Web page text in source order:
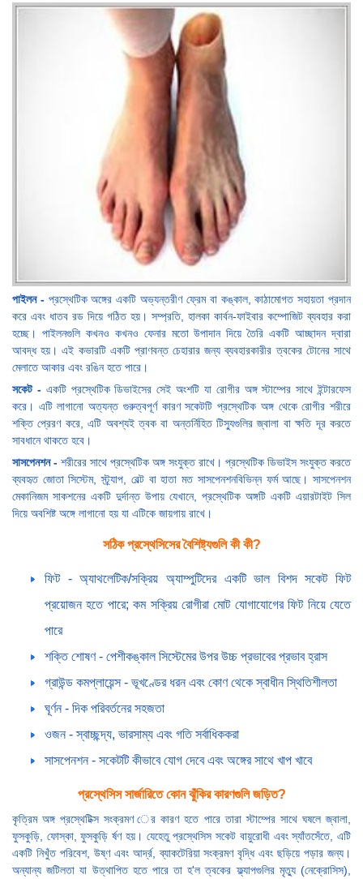
পাইলন - প্রস্থেটিক অঙ্গের একটি অভ্যন্তরীণ ফ্রেম বা কঙ্কাল, কাঠামোগত সহায়তা প্রদান
করে এবং ধাতব রড দিয়ে গঠিত হয়। সম্প্রতি, হালকা কার্বন-ফাইবার কম্পোজিট ব্যবহার করা
হচ্ছে। পাইলনগুলি কখনও কখনও ফেনার মতো উপাদান দিয়ে তৈরি একটি আচ্ছাদন দ্বারা
আবদ্ধ হয়। এই কভারটি একটি প্রাণবন্ত চেহারার জন্য ব্যবহারকারীর ত্বকের টোনের সাথে
মেলাতে আকার এবং রঙিন হতে পারে।
সকেট - একটি প্রস্থেটিক ডিভাইসের সেই অংশটি যা রোগীর অঙ্গ স্টাম্পের সাথে ইন্টারফেস
করে। এটি লাগানো অত্যন্ত গুরুত্বপূর্ণ কারণ সকেটটি প্রস্থেটিক অঙ্গ থেকে রোগীর শরীরে
শক্তি প্রেরণ করে, এটি অবশ্যই ত্বক বা অন্তর্নিহিত টিস্যুগুলির জ্বালা বা ক্ষতি দূর করতে
সাবধানে থাকতে হবে।
সাসপেনশন - শরীরের সাথে প্রস্থেটিক অঙ্গ সংযুক্ত রাখে। প্রস্থেটিক ডিভাইস সংযুক্ত করতে
ব্যবহৃত জোতা সিস্টেম, স্ট্র্যাপ, বেল্ট বা হাতা মত সাসপেনশনবিভিন্ন ফর্ম আছে। সাসপেনশন
মেকানিজম সাকশনের একটি দুর্দান্ত উপায় যেখানে, প্রস্থেটিক অঙ্গটি একটি এয়ারটাইট সিল
দিয়ে অবশিষ্ট অঙ্গে লাগানো হয় যা এটিকে জায়গায় রাখে।
সঠিক প্রস্থেসিসের বৈশিষ্ট্যগুলি কী কী?
ফিট - অ্যাথলেটিক/সক্রিয় অ্যাম্পুটিদের একটি ভাল বিশদ সকেট ফিট
প্রয়োজন হতে পারে; কম সক্রিয় রোগীরা মোট যোগাযোগের ফিট নিয়ে যেতে
পারে
শক্তি শোষণ - পেশীকঙ্কাল সিস্টেমের উপর উচ্চ প্রভাবের প্রভাব হ্রাস
গ্রাউন্ড কমপ্লায়েন্স - ভূখণ্ডের ধরন এবং কোণ থেকে স্বাধীন স্থিতিশীলতা
ঘূর্ণন - দিক পরিবর্তনের সহজতা
ওজন - স্বাচ্ছন্দ্য, ভারসাম্য এবং গতি সর্বাধিককরা
সাসপেনশন - সকেটটি কীভাবে যোগ দেবে এবং অঙ্গের সাথে খাপ খাবে
প্রস্থেসিস সার্জারিতে কোন ঝুঁকির কারণগুলি জড়িত?
কৃত্রিম অঙ্গ প্রস্থেটিক্স সংক্রমণ ের কারণ হতে পারে তারা স্টাম্পের সাথে ঘষলে জ্বালা,
ফুসকুড়ি, ফোস্কা, ফুসকুড়ি র্ষণ হয়। যেহেতু প্রস্থেসিস সকেট বায়ুরোধী এবং স্যাঁতসেঁতে, এটি
একটি নিখুঁত পরিবেশ, উষ্ণ এবং আর্দ্র, ব্যাকটেরিয়া সংক্রমণ বৃদ্ধি এবং ছড়িয়ে পড়ার জন্য।
অন্যান্য জটিলতা যা উত্থাপিত হতে পারে তা হ'ল ত্বকের ফ্ল্যাপগুলির মৃত্যু (নেক্রোসিস),